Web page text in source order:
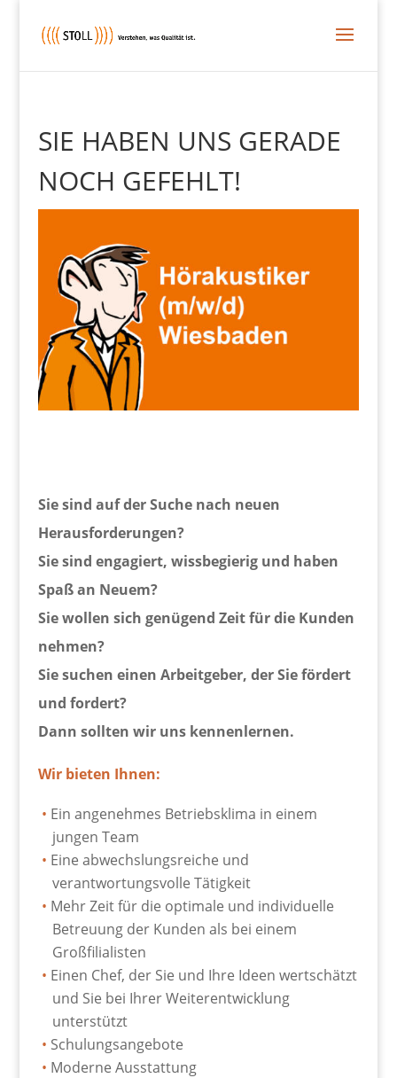
SIE HABEN UNS GERADE
NOCH GEFEHLT!
Sie sind auf der Suche nach neuen
Herausforderungen?
Sie sind engagiert, wissbegierig und haben
Spaß an Neuem?
Sie wollen sich genügend Zeit für die Kunden
nehmen?
Sie suchen einen Arbeitgeber, der Sie fördert
und fordert?
Dann sollten wir uns kennenlernen.
Wir bieten Ihnen:
Ein angenehmes Betriebsklima in einem
jungen Team
Eine abwechslungsreiche und
verantwortungsvolle Tätigkeit
Mehr Zeit für die optimale und individuelle
Betreuung der Kunden als bei einem
Großfilialisten
Einen Chef, der Sie und Ihre Ideen wertschätzt
und Sie bei Ihrer Weiterentwicklung
unterstützt
Schulungsangebote
Moderne Ausstattung